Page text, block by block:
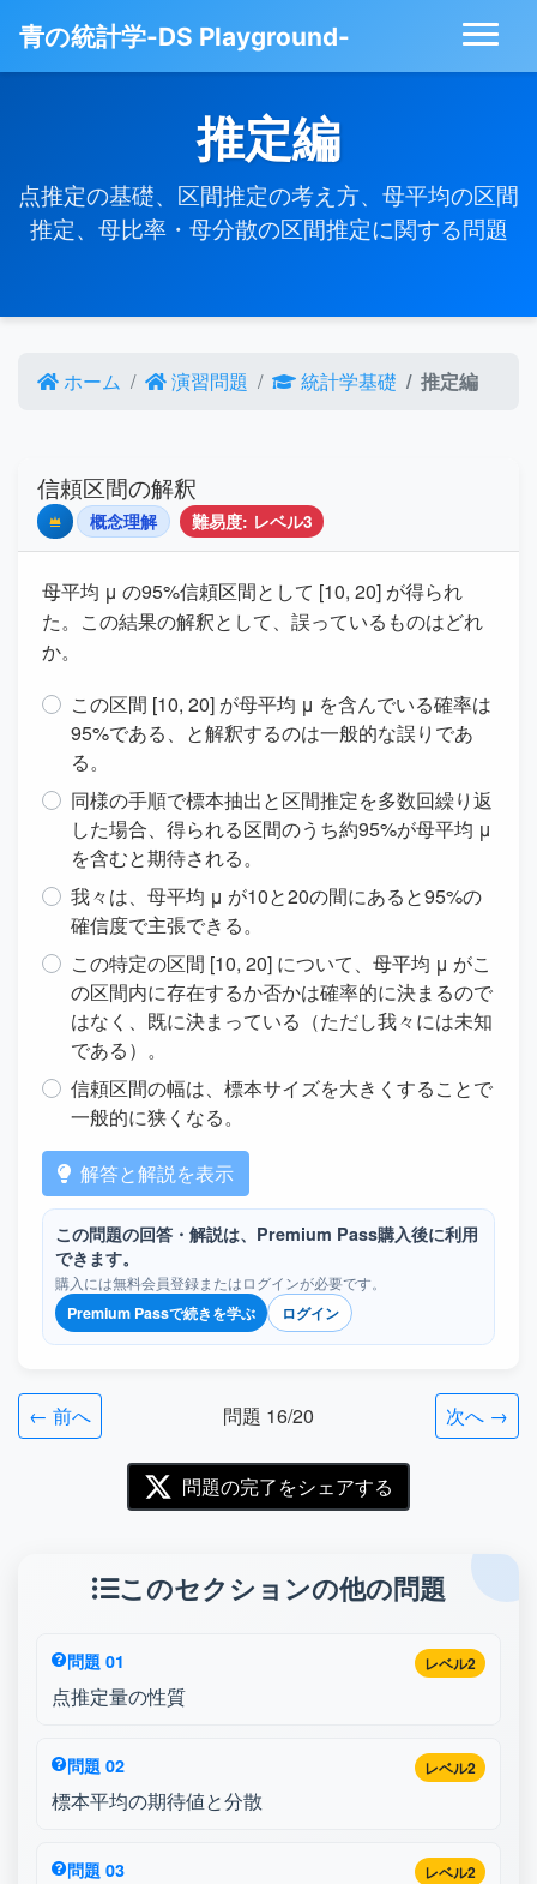
青の統計学-DS Playground-
推定編
点推定の基礎、区間推定の考え方、母平均の区間
推定、母比率・母分散の区間推定に関する問題
ホーム 演習問題 統計学基礎 推定編
信頼区間の解釈
Premium概念理解 難易度: レベル3
母平均 μ の95%信頼区間として [10, 20] が得られ
た。この結果の解釈として、誤っているものはどれ
か。
この区間 [10, 20] が母平均 μ を含んでいる確率は
95%である、と解釈するのは一般的な誤りであ
る。
同様の手順で標本抽出と区間推定を多数回繰り返
した場合、得られる区間のうち約95%が母平均 μ
を含むと期待される。
我々は、母平均 μ が10と20の間にあると95%の
確信度で主張できる。
この特定の区間 [10, 20] について、母平均 μ がこ
の区間内に存在するか否かは確率的に決まるので
はなく、既に決まっている（ただし我々には未知
である）。
信頼区間の幅は、標本サイズを大きくすることで
一般的に狭くなる。
解答と解説を表示
この問題の回答・解説は、Premium Pass購入後に利用
できます。
購入には無料会員登録またはログインが必要です。
Premium Passで続きを学ぶ
ログイン
← 前へ 問題 16/20 次へ →
問題の完了をシェアする
このセクションの他の問題
レベル2
問題 01
点推定量の性質
レベル2
問題 02
標本平均の期待値と分散
レベル2
問題 03